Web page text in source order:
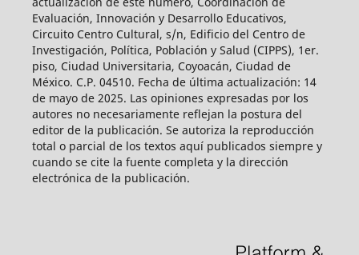
Evaluación, Innovación y Desarrollo Educativos,
Circuito Centro Cultural, s/n, Edificio del Centro de
Investigación, Política, Población y Salud (CIPPS), 1er.
piso, Ciudad Universitaria, Coyoacán, Ciudad de
México. C.P. 04510. Fecha de última actualización: 14
de mayo de 2025. Las opiniones expresadas por los
autores no necesariamente reflejan la postura del
editor de la publicación. Se autoriza la reproducción
total o parcial de los textos aquí publicados siempre y
cuando se cite la fuente completa y la dirección
electrónica de la publicación.